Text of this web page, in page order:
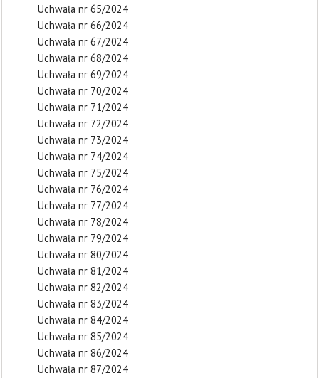
Uchwała nr 65/2024
Uchwała nr 66/2024
Uchwała nr 67/2024
Uchwała nr 68/2024
Uchwała nr 69/2024
Uchwała nr 70/2024
Uchwała nr 71/2024
Uchwała nr 72/2024
Uchwała nr 73/2024
Uchwała nr 74/2024
Uchwała nr 75/2024
Uchwała nr 76/2024
Uchwała nr 77/2024
Uchwała nr 78/2024
Uchwała nr 79/2024
Uchwała nr 80/2024
Uchwała nr 81/2024
Uchwała nr 82/2024
Uchwała nr 83/2024
Uchwała nr 84/2024
Uchwała nr 85/2024
Uchwała nr 86/2024
Uchwała nr 87/2024